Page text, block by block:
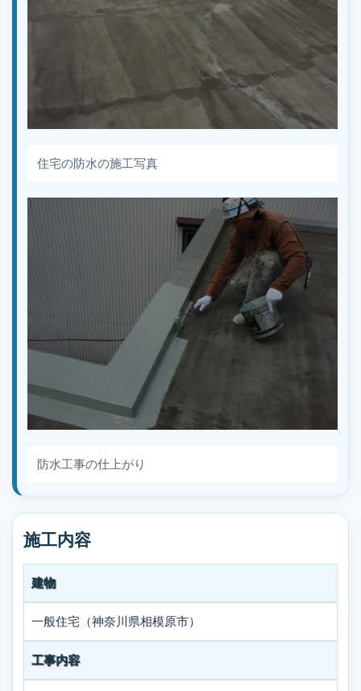
住宅の防水の施工写真
防水工事の仕上がり
施工内容
建物
一般住宅（神奈川県相模原市）
工事内容